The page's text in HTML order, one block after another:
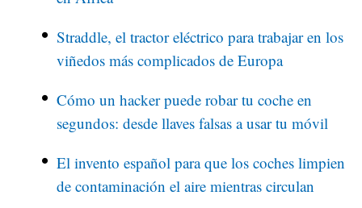
Straddle, el tractor eléctrico para trabajar en los
viñedos más complicados de Europa
Cómo un hacker puede robar tu coche en
segundos: desde llaves falsas a usar tu móvil
El invento español para que los coches limpien
de contaminación el aire mientras circulan